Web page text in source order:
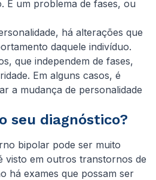
É um problema de fases, ou
há alterações que
daquele indivíduo.
que independem de fases,
Em alguns casos, é
a mudança de personalidade
seu diagnóstico?
bipolar pode ser muito
visto em outros transtornos de
há exames que possam ser